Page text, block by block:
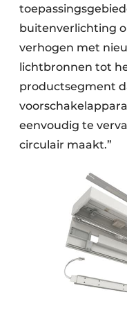
buitenverlichting
verhogen met
lichtbronnen tot
productsegment
eenvoudig te
circulair maakt.”